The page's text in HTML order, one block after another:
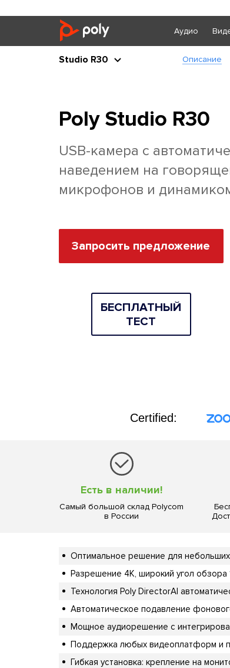
Аудио
Studio R30 Описание
Poly Studio R30
USB-камера с
наведением на
микрофонов и
Запросить предложение
БEСПЛАТНЫЙ
ТЕСТ
Certified:
Есть в наличии!
Самый большой склад Polycom
в России
Оптимальное решение для
Разрешение 4K, широкий угол обзора
Технология Poly DirectorAI
Автоматическое подавление
Мощное аудиорешение с
Поддержка любых видеоплатформ и
Гибкая установка: крепление на